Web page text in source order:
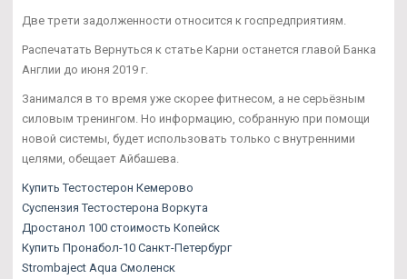
Две трети задолженности относится к госпредприятиям.
Распечатать Вернуться к статье Карни останется главой Банка
Англии до июня 2019 г.
Занимался в то время уже скорее фитнесом, а не серьёзным
силовым тренингом. Но информацию, собранную при помощи
новой системы, будет использовать только с внутренними
целями, обещает Айбашева.
Купить Тестостерон Кемерово
Суспензия Тестостерона Воркута
Дростанол 100 стоимость Копейск
Купить Пронабол-10 Санкт-Петербург
Strombaject Aqua Смоленск